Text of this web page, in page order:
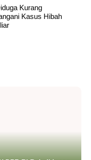
Kurang
Kasus Hibah